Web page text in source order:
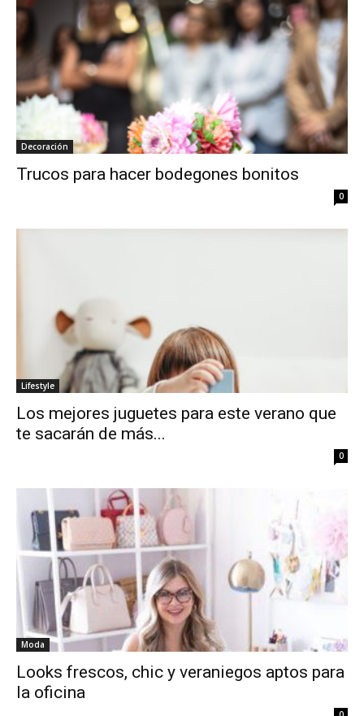
Decoración
Trucos para hacer bodegones bonitos
0
Lifestyle
Los mejores juguetes para este verano que
te sacarán de más...
0
Moda
Looks frescos, chic y veraniegos aptos para
la oficina